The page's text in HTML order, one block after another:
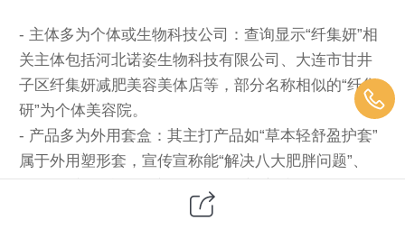
- 主体多为个体或生物科技公司：查询显示“纤集妍”相
关主体包括河北诺姿生物科技有限公司、大连市甘井
子区纤集妍减肥美容美体店等，部分名称相似的“纤集
研”为个体美容院。
- 产品多为外用套盒：其主打产品如“草本轻舒盈护套”
属于外用塑形套，宣传宣称能“解决八大肥胖问题”、
助，不具备药物减肥功能。